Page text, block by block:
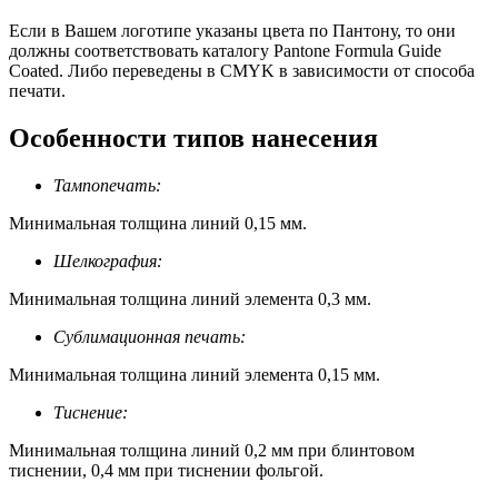
Если в Вашем логотипе указаны цвета по Пантону, то они
должны соответствовать каталогу Pantone Formula Guide
Coated. Либо переведены в CMYK в зависимости от способа
печати.
Особенности типов нанесения
Тампопечать:
Минимальная толщина линий 0,15 мм.
Шелкография:
Минимальная толщина линий элемента 0,3 мм.
Сублимационная печать:
Минимальная толщина линий элемента 0,15 мм.
Тиснение:
Минимальная толщина линий 0,2 мм при блинтовом
тиснении, 0,4 мм при тиснении фольгой.